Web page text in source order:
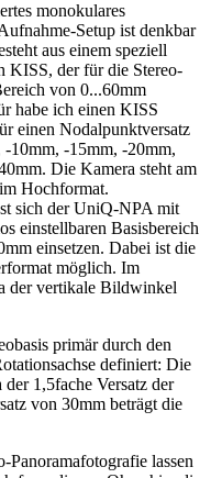
monokulares
Setup ist denkbar
aus einem speziell
KISS, der für die Stereo-
von 0...60mm
habe ich einen KISS
einen Nodalpunktversatz
10mm, -15mm, -20mm,
Die Kamera steht am
Hochformat.
sich der UniQ-NPA mit
einstellbaren Basisbereich
einsetzen. Dabei ist die
möglich. Im
der vertikale Bildwinkel
primär durch den
definiert: Die
1,5fache Versatz der
von 30mm beträgt die
lassen